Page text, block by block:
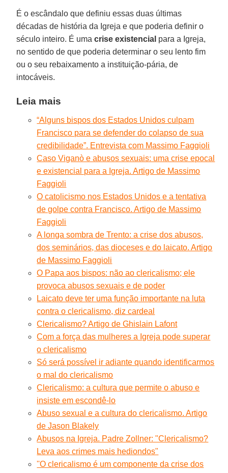
É o escândalo que definiu essas duas últimas
décadas de história da Igreja e que poderia definir o
século inteiro. É umacrise existencial para a Igreja,
no sentido de que poderia determinar o seu lento fim
ou o seu rebaixamento a instituição-pária, de
intocáveis.
Leia mais
“Alguns bispos dos Estados Unidos culpam
Francisco para se defender do colapso de sua
credibilidade”. Entrevista com Massimo Faggioli
Caso Viganò e abusos sexuais: uma crise epocal
e existencial para a Igreja. Artigo de Massimo
Faggioli
O catolicismo nos Estados Unidos e a tentativa
de golpe contra Francisco. Artigo de Massimo
Faggioli
A longa sombra de Trento: a crise dos abusos,
dos seminários, das dioceses e do laicato. Artigo
de Massimo Faggioli
O Papa aos bispos: não ao clericalismo; ele
provoca abusos sexuais e de poder
Laicato deve ter uma função importante na luta
contra o clericalismo, diz cardeal
Clericalismo? Artigo de Ghislain Lafont
Com a força das mulheres a Igreja pode superar
o clericalismo
Só será possível ir adiante quando identificarmos
o mal do clericalismo
Clericalismo: a cultura que permite o abuso e
insiste em escondê-lo
Abuso sexual e a cultura do clericalismo. Artigo
de Jason Blakely
Abusos na Igreja. Padre Zollner: "Clericalismo?
Leva aos crimes mais hediondos"
''O clericalismo é um componente da crise dos